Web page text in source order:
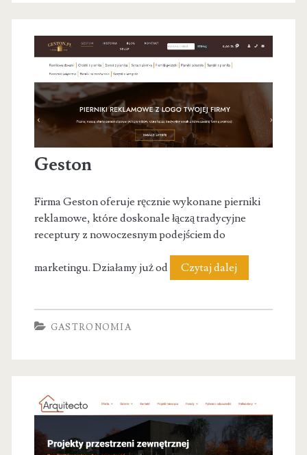
Geston
Firma Geston oferuje ręcznie wykonane pierniki
reklamowe, które doskonale łączą tradycyjne
receptury z nowoczesnym podejściem do
marketingu. Działamy już od Czytaj dalejGeston
GASTRONOMIA